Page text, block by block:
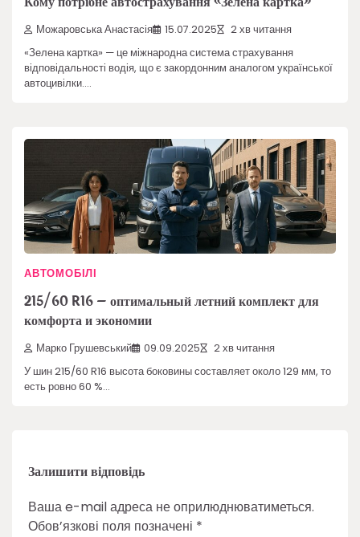
Можаровська Анастасія 15.07.2025 2 хв читання
«Зелена картка» — це міжнародна система страхування
відповідальності водія, що є закордонним аналогом української
автоцивілки.…
АВТОМОБІЛІ
215/60 R16 – оптимальный летний комплект для
комфорта и экономии
Марко Грушевський 09.09.2025 2 хв читання
У шин 215/60 R16 высота боковины составляет около 129 мм, то
есть ровно 60 %…
Залишити відповідь
Ваша e-mail адреса не оприлюднюватиметься.
Обов’язкові поля позначені *